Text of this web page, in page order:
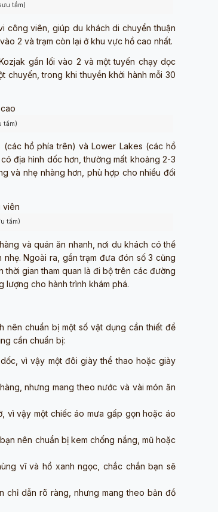
tầm)
công viên, giúp du khách di chuyển thuận
2 và trạm còn lại ở khu vực hồ cao nhất.
gần lối vào 2 và một tuyến chạy dọc
chuyến, trong khi thuyền khởi hành mỗi 30
tầm)
hồ phía trên) và Lower Lakes (các hồ
địa hình dốc hơn, thường mất khoảng 2-3
và nhẹ nhàng hơn, phù hợp cho nhiều đối
tầm)
và quán ăn nhanh, nơi du khách có thể
Ngoài ra, gần trạm đưa đón số 3 cũng
thời gian tham quan là đi bộ trên các đường
lượng cho hành trình khám phá.
nên chuẩn bị một số vật dụng cần thiết để
cần chuẩn bị:
vì vậy một đôi giày thể thao hoặc giày
nhưng mang theo nước và vài món ăn
vì vậy một chiếc áo mưa gấp gọn hoặc áo
nên chuẩn bị kem chống nắng, mũ hoặc
vĩ và hồ xanh ngọc, chắc chắn bạn sẽ
chỉ dẫn rõ ràng, nhưng mang theo bản đồ